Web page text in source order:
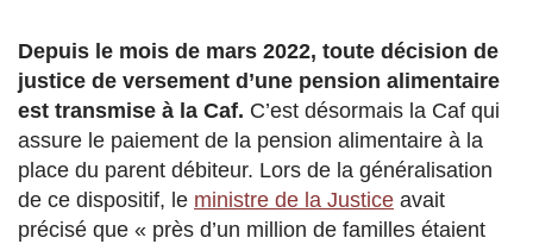
Depuis le mois de mars 2022, toute décision de
justice de versement d’une pension alimentaire
est transmise à la Caf. C’est désormais la Caf qui
assure le paiement de la pension alimentaire à la
place du parent débiteur. Lors de la généralisation
de ce dispositif, le ministre de la Justice avait
précisé que « près d’un million de familles étaient